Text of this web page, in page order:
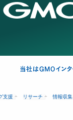
支援 リサーチ 情報収集